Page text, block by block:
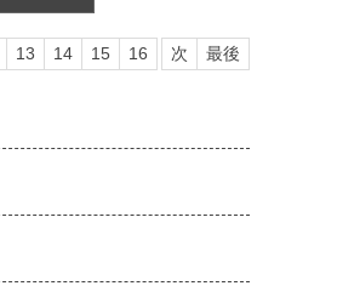
13 14 15 16 次 最後